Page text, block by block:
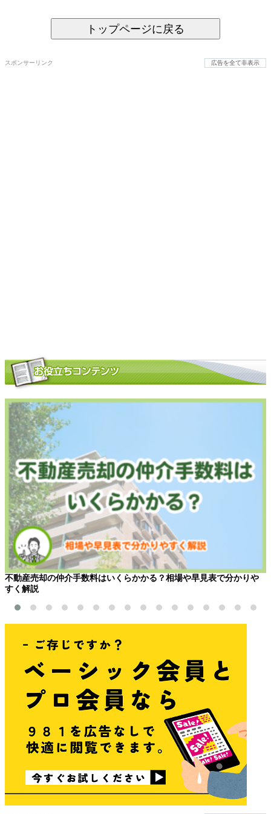
トップページに戻る
スポンサーリンク 広告を全て非表示
不動産売却の仲介手数料はいくらかかる？相場や早見表で分かりや
すく解説